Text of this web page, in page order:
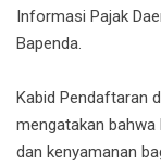
Informasi Pajak
Bapenda.
Kabid Pendaftaran
mengatakan bahwa
dan kenyamanan